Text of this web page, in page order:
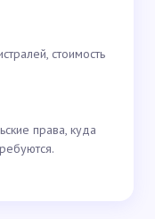
стоимость
права, куда